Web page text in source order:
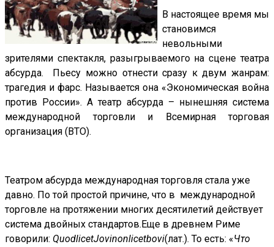
В настоящее время мы
становимся
невольными
зрителями спектакля, разыгрываемого на сцене театра
абсурда. Пьесу можно отнести сразу к двум жанрам:
трагедия и фарс. Называется она «Экономическая война
против России». А театр абсурда – нынешняя система
международной торговли и Всемирная торговая
организация (ВТО).
Театром абсурда международная торговля стала уже
давно. По той простой причине, что в международной
торговле на протяжении многих десятилетий действует
система двойных стандартов. Еще в древнем Риме
говорили: QuodlicetJovinonlicetbovi(лат.). То есть: «Что